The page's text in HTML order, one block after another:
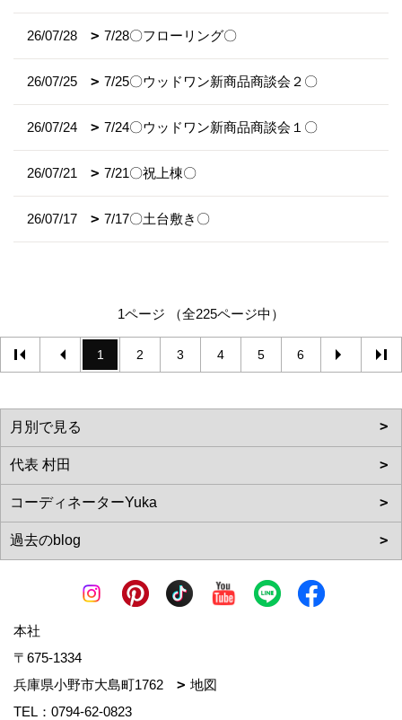
26/07/28 7/28〇フローリング〇
26/07/25 7/25〇ウッドワン新商品商談会２〇
26/07/24 7/24〇ウッドワン新商品商談会１〇
26/07/21 7/21〇祝上棟〇
26/07/17 7/17〇土台敷き〇
1ページ （全225ページ中）
1 2 3 4 5 6
本社
〒675-1334
兵庫県小野市大島町1762
地図
TEL： 0794-62-0823